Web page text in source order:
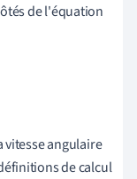
de l'équation
vitesse angulaire
de calcul